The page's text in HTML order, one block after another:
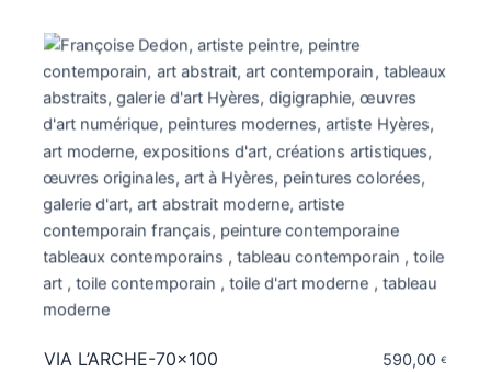
VIA L’ARCHE-70×100 590,00 €